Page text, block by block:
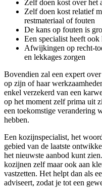
Zelf doen kost over het
Zelf doen kost relatief
restmateriaal of fouten
De kans op fouten is
Een specialist heeft
Afwijkingen op recht-
en lekkages zorgen
Bovendien zal een expert
op zijn of haar
enkel verzekerd van een
op het moment zelf prima uit
een toekomstige verandering
hebben.
Een kozijnspecialist, het
gebied van de laatste
het nieuwste aanbod kunt
kozijnen zelf maar ook aan
vastzetten. Het helpt dan als
adviseert, zodat je tot een